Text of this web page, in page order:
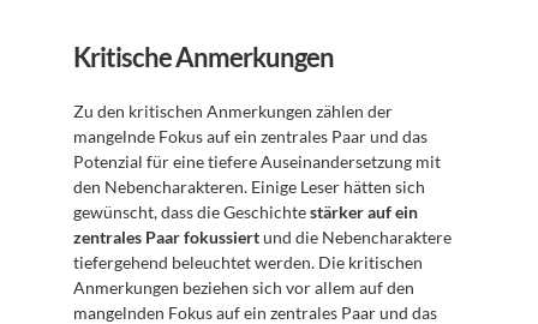
Kritische Anmerkungen
Zu den kritischen Anmerkungen zählen der
mangelnde Fokus auf ein zentrales Paar und das
Potenzial für eine tiefere Auseinandersetzung mit
den Nebencharakteren. Einige Leser hätten sich
gewünscht, dass die Geschichte stärker auf ein
zentrales Paar fokussiert und die Nebencharaktere
tiefergehend beleuchtet werden. Die kritischen
Anmerkungen beziehen sich vor allem auf den
mangelnden Fokus auf ein zentrales Paar und das